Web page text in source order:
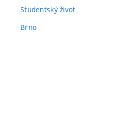
Studentský život
Brno